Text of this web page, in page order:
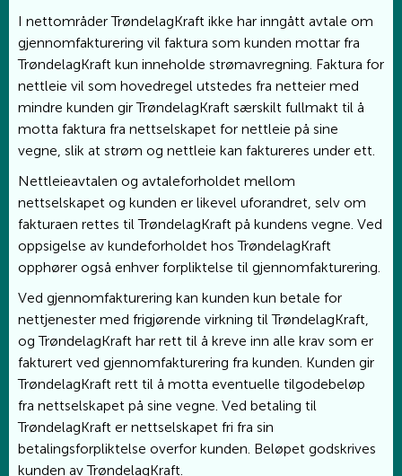
I nettområder TrøndelagKraft ikke har inngått avtale om
gjennomfakturering vil faktura som kunden mottar fra
TrøndelagKraft kun inneholde strømavregning. Faktura for
nettleie vil som hovedregel utstedes fra netteier med
mindre kunden gir TrøndelagKraft særskilt fullmakt til å
motta faktura fra nettselskapet for nettleie på sine
vegne, slik at strøm og nettleie kan faktureres under ett.
Nettleieavtalen og avtaleforholdet mellom
nettselskapet og kunden er likevel uforandret, selv om
fakturaen rettes til TrøndelagKraft på kundens vegne. Ved
oppsigelse av kundeforholdet hos TrøndelagKraft
opphører også enhver forpliktelse til gjennomfakturering.
Ved gjennomfakturering kan kunden kun betale for
nettjenester med frigjørende virkning til TrøndelagKraft,
og TrøndelagKraft har rett til å kreve inn alle krav som er
fakturert ved gjennomfakturering fra kunden. Kunden gir
TrøndelagKraft rett til å motta eventuelle tilgodebeløp
fra nettselskapet på sine vegne. Ved betaling til
TrøndelagKraft er nettselskapet fri fra sin
betalingsforpliktelse overfor kunden. Beløpet godskrives
kunden av TrøndelagKraft.